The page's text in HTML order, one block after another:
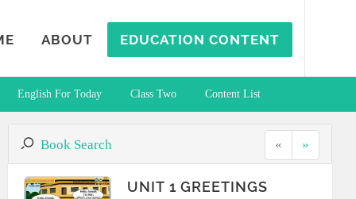
ABOUT EDUCATION CONTENT
English For Today Class Two Content List
Book Search « »
UNIT 1 GREETINGS